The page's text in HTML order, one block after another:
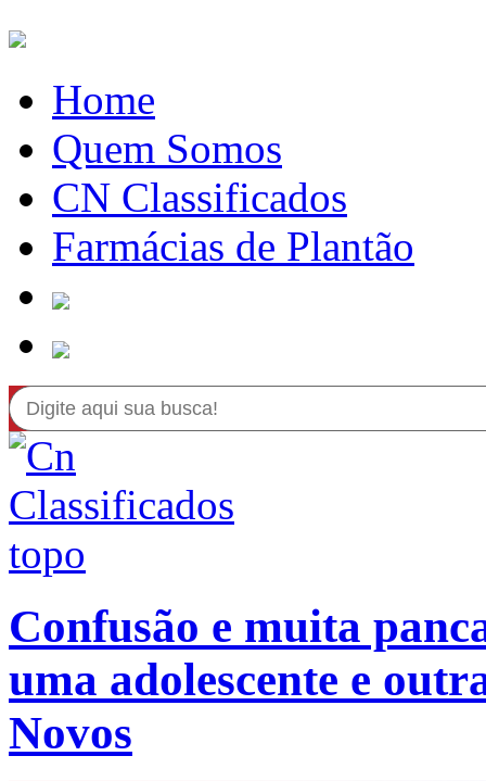
Home
Quem Somos
CN Classificados
Farmácias de Plantão
Confusão e muita
uma adolescente e
Novos